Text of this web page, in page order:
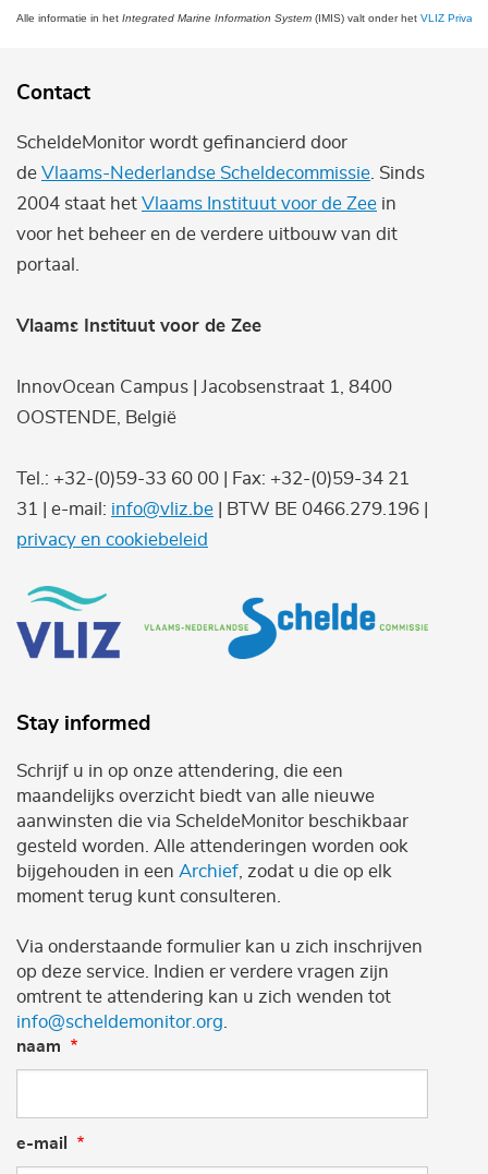
Alle informatie in het Integrated Marine Information System (IMIS) valt onder het VLIZ Privacy
Contact
ScheldeMonitor wordt gefinancierd door
de Vlaams-Nederlandse Scheldecommissie . Sinds
2004 staat het Vlaams Instituut voor de Zee in
voor het beheer en de verdere uitbouw van dit
portaal.
Vlaams Instituut voor de Zee
InnovOcean Campus | Jacobsenstraat 1, 8400
OOSTENDE, België
Tel.: +32-(0)59-33 60 00 | Fax: +32-(0)59-34 21
31 | e-mail: info@vliz.be | BTW BE 0466.279.196 |
privacy en cookiebeleid
Stay informed
Schrijf u in op onze attendering, die een
maandelijks overzicht biedt van alle nieuwe
aanwinsten die via ScheldeMonitor beschikbaar
gesteld worden. Alle attenderingen worden ook
bijgehouden in een Archief , zodat u die op elk
moment terug kunt consulteren.
Via onderstaande formulier kan u zich inschrijven
op deze service. Indien er verdere vragen zijn
omtrent te attendering kan u zich wenden tot
info@scheldemonitor.org
naam
e-mail